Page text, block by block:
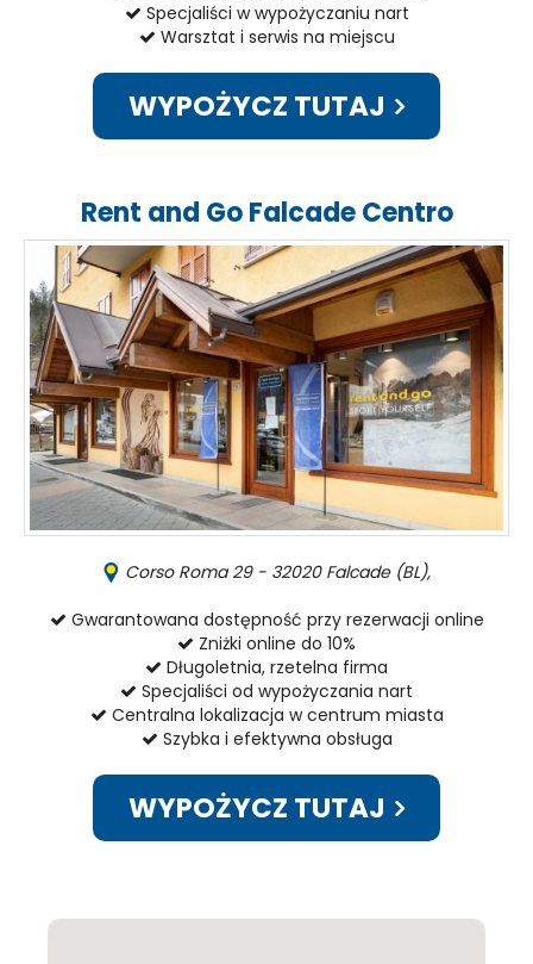
Specjaliści w wypożyczaniu nart
Warsztat i serwis na miejscu
WYPOŻYCZ TUTAJ
Rent and Go Falcade Centro
Corso Roma 29 - 32020 Falcade (BL),
Gwarantowana dostępność przy rezerwacji online
Zniżki online do 10%
Długoletnia, rzetelna firma
Specjaliści od wypożyczania nart
Centralna lokalizacja w centrum miasta
Szybka i efektywna obsługa
WYPOŻYCZ TUTAJ